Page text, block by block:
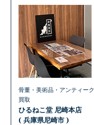
骨董・美術品・アンティーク
買取
ひるねこ堂 尼崎本店
( 兵庫県尼崎市 )